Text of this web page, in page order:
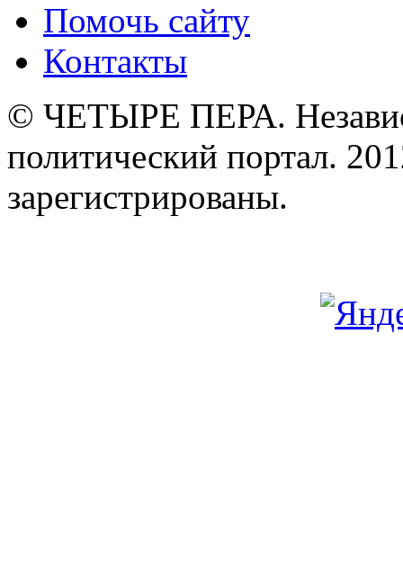
Помочь сайту
Контакты
© ЧЕТЫРЕ ПЕРА.
политический портал.
зарегистрированы.